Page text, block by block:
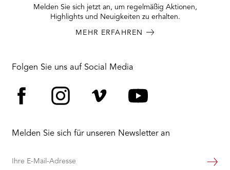
Melden Sie sich jetzt an, um regelmäßig Aktionen,
Highlights und Neuigkeiten zu erhalten.
MEHR ERFAHREN
Folgen Sie uns auf Social Media
Melden Sie sich für unseren Newsletter an
Ihre
Weiter